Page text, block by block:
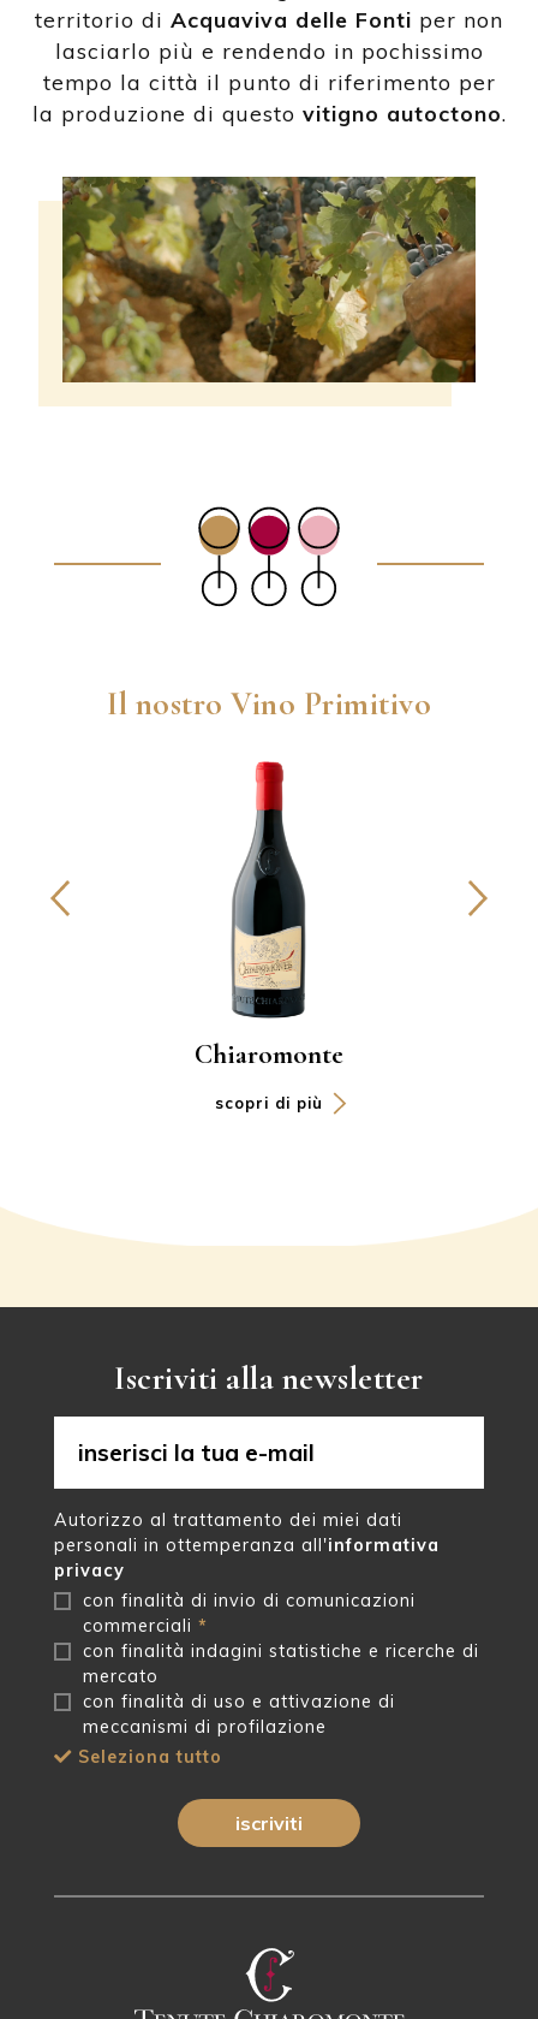
territorio di Acquaviva delle Fonti per non
lasciarlo più e rendendo in pochissimo
tempo la città il punto di riferimento per
la produzione di questo vitigno autoctono.
Il nostro Vino Primitivo
Chiaromonte
scopri di più
Iscriviti alla newsletter
Autorizzo al trattamento dei miei dati
personali in ottemperanza all'informativa
privacy
con finalità di invio di comunicazioni
commerciali*
con finalità indagini statistiche e ricerche di
mercato
con finalità di uso e attivazione di
meccanismi di profilazione
Seleziona tutto
iscriviti